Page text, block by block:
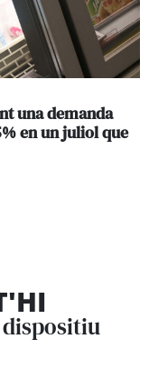
una demanda
en un juliol que